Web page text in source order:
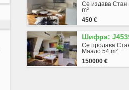
Се издава Стан
m²
450 €
Шифра:
Се продава
Маало 54 m²
150000 €